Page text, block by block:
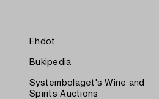
Ehdot
Bukipedia
Systembolaget's Wine and
Spirits Auctions